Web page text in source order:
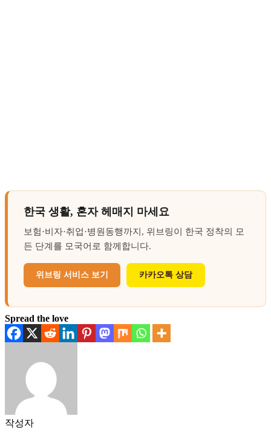
한국 생활, 혼자 헤매지 마세요
보험·비자·취업·병원동행까지, 위브링이 한국 정착의 모
든 단계를 모국어로 함께합니다.
위브링 서비스 보기 카카오톡 상담
Spread the love
작성자